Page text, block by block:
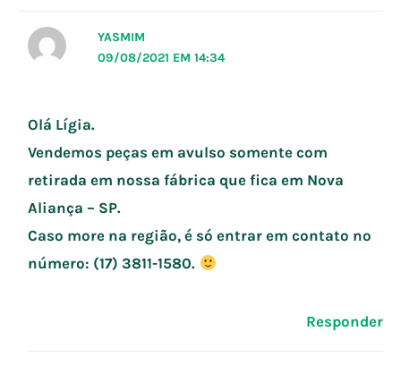
YASMIM
09/08/2021 EM 14:34
Olá Lígia.
Vendemos peças em avulso somente com
retirada em nossa fábrica que fica em Nova
Aliança – SP.
Caso more na região, é só entrar em contato no
número: (17) 3811-1580.
Responder